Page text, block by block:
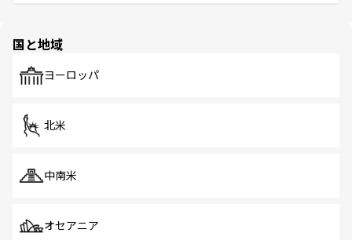
で、ホーカーズは地元の風情を楽しめる外せないスポット
国と地域
ヨーロッパ
北米
中南米
オセアニア